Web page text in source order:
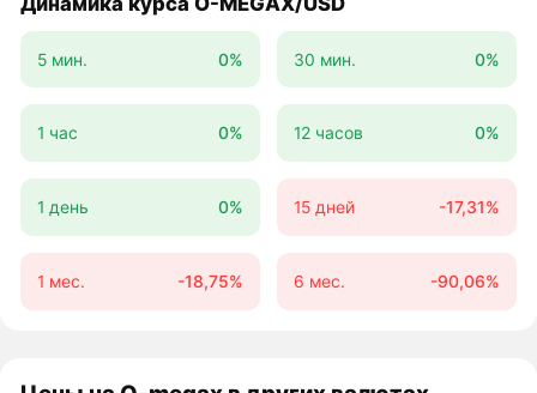
5 мин. 0% 30 мин. 0%
1 час 0% 12 часов 0%
1 день 0% 15 дней -17,31%
1 мес. -18,75% 6 мес. -90,06%